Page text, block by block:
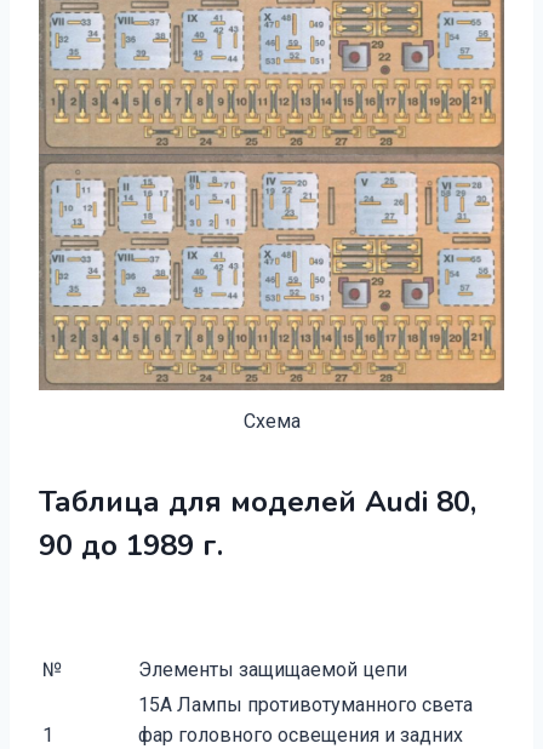
Схема
Таблица для моделей Audi 80,
90 до 1989 г.
№ Элементы защищаемой цепи
1
15А Лампы противотуманного света
фар головно­го освещения и задних